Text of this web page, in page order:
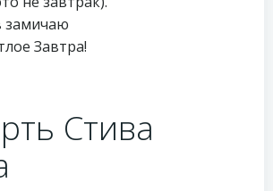
замичаю
Завтра!
Стива